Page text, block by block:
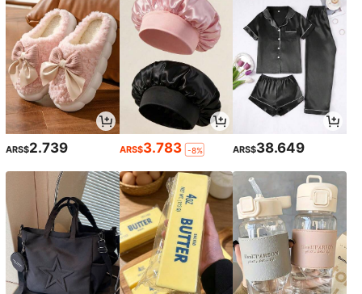
s festividades
ARS$2.739 ARS$3.783 -8% ARS$38.649